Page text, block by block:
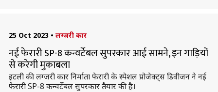
25 Oct 2023 • लग्जरी कार
नई फेरारी SP-8 कन्वर्टेबल सुपरकार आई सामने, इन गाड़ियों
से करेगी मुकाबला
इटली की लग्जरी कार निर्माता फेरारी के स्पेशल प्रोजेक्ट्स डिवीजन ने नई
फेरारी SP-8 कन्वर्टेबल सुपरकार तैयार की है।